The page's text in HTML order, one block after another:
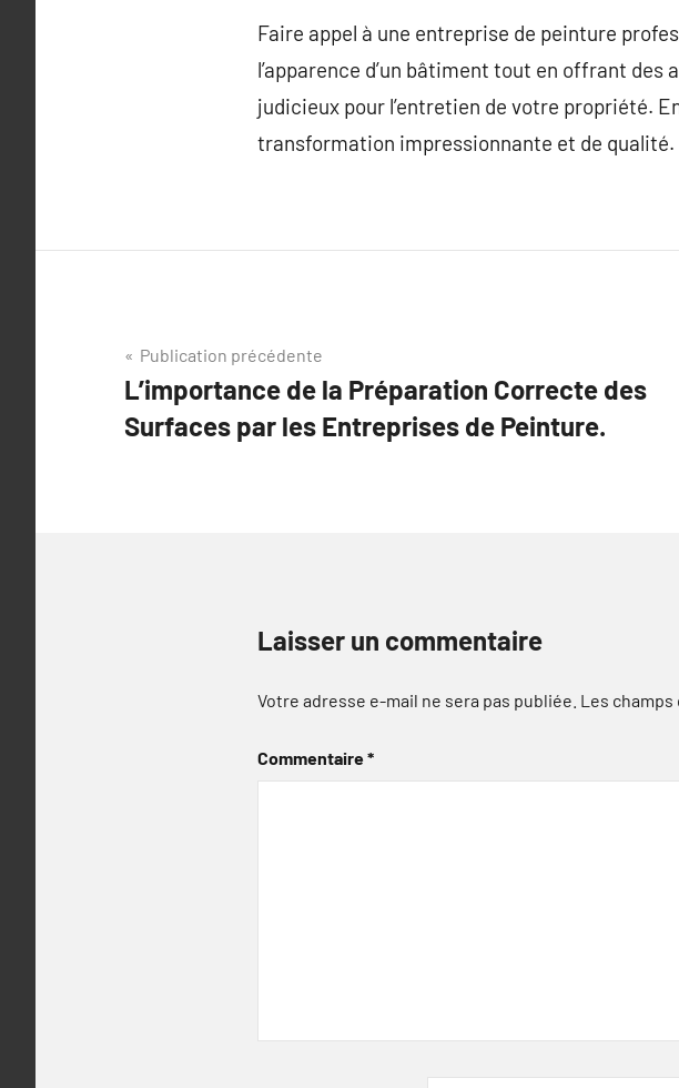
Faire appel à une entreprise de peinture
l’apparence d’un bâtiment tout en offrant
judicieux pour l’entretien de votre propriété.
transformation impressionnante et de qualité.
Navigation
de
l’article
Publication précédente
L’importance de la Préparation Correcte des
Surfaces par les Entreprises de Peinture.
Laisser un commentaire
Votre adresse e-mail ne sera pas publiée. Les
Commentaire*